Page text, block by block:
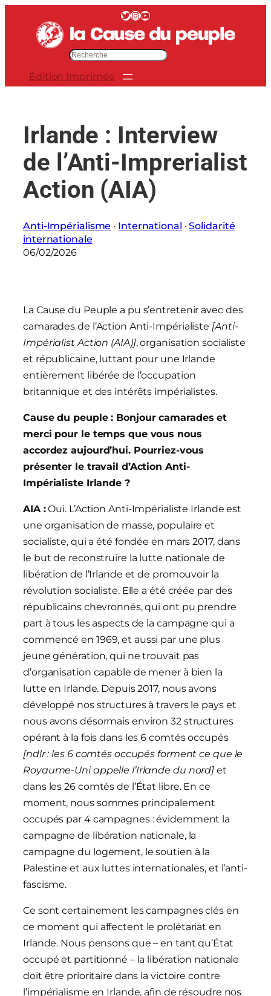
contenu
Twitter InstagramYouTube
e
Édition Imprimée
Irlande : Interview
de l’Anti-Imprerialist
Action (AIA)
Anti-Impérialisme · International · Solidarité
internationale
06/02/2026
La Cause du Peuple a pu s’entretenir avec des
camarades de l’Action Anti-Impérialiste [Anti-
Impérialist Action (AIA)], organisation socialiste
et républicaine, luttant pour une Irlande
entièrement libérée de l’occupation
britannique et des intérêts impérialistes.
Cause du peuple : Bonjour camarades et
merci pour le temps que vous nous
accordez aujourd’hui. Pourriez-vous
présenter le travail d’Action Anti-
Impérialiste Irlande ?
AIA :Oui. L’Action Anti-Impérialiste Irlande est
une organisation de masse, populaire et
socialiste, qui a été fondée en mars 2017, dans
le but de reconstruire la lutte nationale de
libération de l’Irlande et de promouvoir la
révolution socialiste. Elle a été créée par des
républicains chevronnés, qui ont pu prendre
part à tous les aspects de la campagne qui a
commencé en 1969, et aussi par une plus
jeune génération, qui ne trouvait pas
d’organisation capable de mener à bien la
lutte en Irlande. Depuis 2017, nous avons
développé nos structures à travers le pays et
nous avons désormais environ 32 structures
opérant à la fois dans les 6 comtés occupés
[ndlr : les 6 comtés occupés forment ce que le
Royaume-Uni appelle l’Irlande du nord] et
dans les 26 comtés de l’État libre. En ce
moment, nous sommes principalement
occupés par 4 campagnes : évidemment la
campagne de libération nationale, la
campagne du logement, le soutien à la
Palestine et aux luttes internationales, et l’anti-
fascisme.
Ce sont certainement les campagnes clés en
ce moment qui affectent le prolétariat en
Irlande. Nous pensons que – en tant qu’État
occupé et partitionné – la libération nationale
doit être prioritaire dans la victoire contre
l’impérialisme en Irlande, afin de résoudre nos